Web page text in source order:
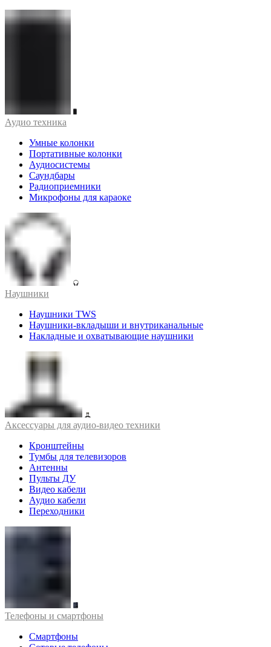
Аудио техника
Умные колонки
Портативные колонки
Аудиосистемы
Саундбары
Радиоприемники
Микрофоны для караоке
Наушники
Наушники TWS
Наушники-вкладыши и внутриканальные
Накладные и охватывающие наушники
Аксессуары для аудио-видео техники
Кронштейны
Тумбы для телевизоров
Антенны
Пульты ДУ
Видео кабели
Аудио кабели
Переходники
Телефоны и смартфоны
Смартфоны